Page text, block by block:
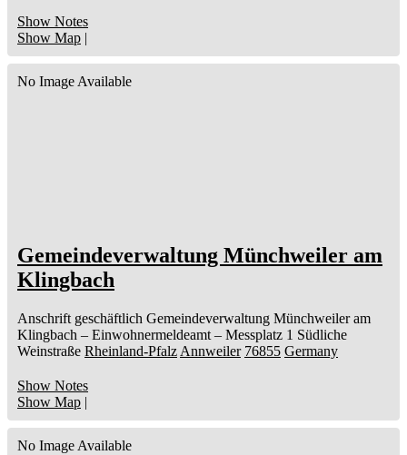
Show Notes
Show Map |
No Image Available
Gemeindeverwaltung Münchweiler am
Klingbach
Anschrift geschäftlich Gemeindeverwaltung Münchweiler am
Klingbach – Einwohnermeldeamt – Messplatz 1 Südliche
Weinstraße Rheinland-Pfalz Annweiler 76855 Germany
Show Notes
Show Map |
No Image Available